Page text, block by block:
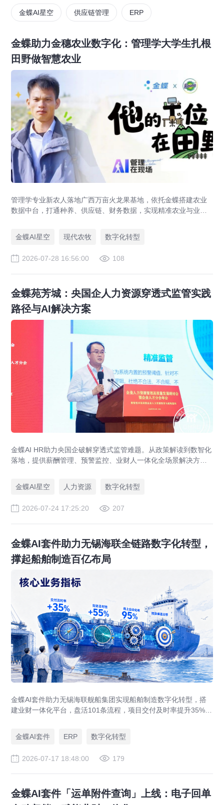
金蝶AI星空 供应链管理 ERP
金蝶助力金穗农业数字化：管理学大学生扎根
田野做智慧农业
管理学专业新农人落地广西万亩火龙果基地，依托金蝶搭建农业
数据中台，打通种养、供应链、财务数据，实现精准农业与业财
金蝶AI星空
现代农牧 数字化转型
2026-07-28 16:56:00 108
金蝶苑芳城：央国企人力资源穿透式监管实践
路径与AI解决方案
金蝶AI HR助力央国企破解穿透式监管难题。从政策解读到数智化
落地，提供薪酬管理、预警监控、业财人一体化全场景解决方
金蝶AI星空
人力资源 数字化转型
2026-07-24 17:25:20 207
金蝶AI套件助力无锡海联全链路数字化转型，
撑起船舶制造百亿布局
金蝶AI套件助力无锡海联舰船集团实现船舶制造数字化转型，搭
建业财一体化平台，盘活101条流程，项目交付及时率提升35%，
金蝶AI套件
ERP 数字化转型
2026-07-17 18:48:00 179
金蝶AI套件「运单附件查询」上线：电子回单